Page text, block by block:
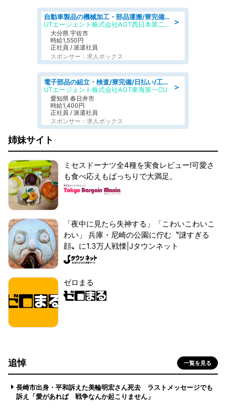
＞
自動車製品の機械加工・部品運搬/寮完備/日払い/工場・製造
UTエージェント株式会社AGT西日本第二CU
大分県 宇佐市
時給1,550円
正社員 / 派遣社員
スポンサー：求人ボックス
＞
電子部品の組立・検査/寮完備/日払い/工場・製造
UTエージェント株式会社AGT東海第一CU
愛知県 春日井市
時給1,400円
正社員 / 派遣社員
スポンサー：求人ボックス
姉妹サイト
ミセスドーナツ全4種を実食レビュー!可愛さ
も食べ応えもばっちりで大満足。
「夜中に見たら失神する」「こわいこわいこ
わい」 兵庫・尼崎の公園に佇む〝謎すぎる
顔〟に1.3万人戦慄|Jタウンネット
ゼロまる
追悼 一覧を見る
長崎市出身・平和訴えた美輪明宏さん死去 ラストメッセージでも
訴え「愛があれば 戦争なんか起こりません」